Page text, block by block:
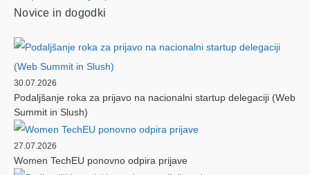
Novice in dogodki
30.07.2026
Podaljšanje roka za prijavo na nacionalni startup delegaciji (Web
Summit in Slush)
27.07.2026
Women TechEU ponovno odpira prijave